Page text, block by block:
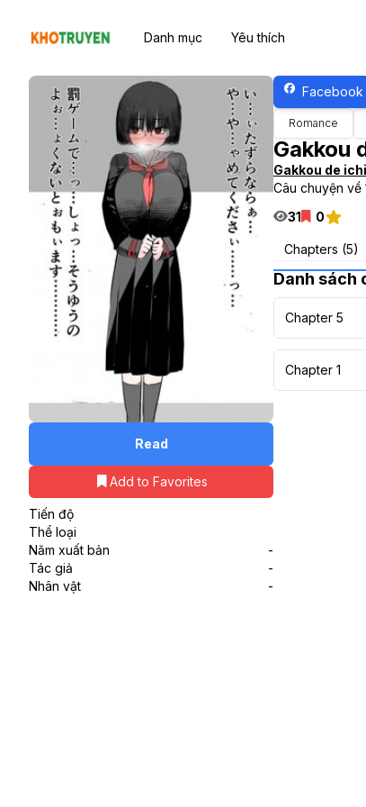
Danh mục Yêu thích
Read
Add to Favorites
Tiến độ
Thể loại
Năm xuất bản
-
Tác giả
-
Nhân vật
-
Facebook
Romance
Gakkou
Gakkou de
Câu chuyện về
31
0
Chapters (5)
Danh sách
Chapter 5
Chapter 1